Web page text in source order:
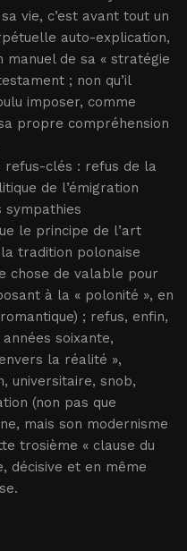
vie, c’est avant tout un
auto-explication,
manuel de sa « stratégie
; non qu’il
imposer, comme
propre compréhension
clés : refus de la
de l’émigration
sympathies
le principe de l’art
tradition polonaise
chose de valable pour
à la « polonité », en
; refus, enfin,
soixante,
la réalité »,
universitaire, snob,
(non pas que
mais son modernisme
trosième « clause du
décisive et en même